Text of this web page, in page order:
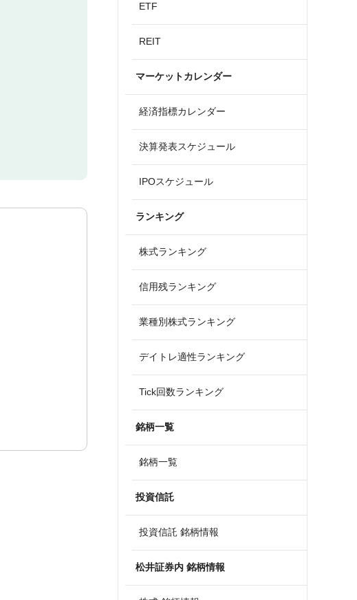
ETF
REIT
マーケットカレンダー
経済指標カレンダー
決算発表スケジュール
IPOスケジュール
ランキング
株式ランキング
信用残ランキング
業種別株式ランキング
デイトレ適性ランキング
Tick回数ランキング
銘柄一覧
銘柄一覧
投資信託
投資信託 銘柄情報
松井証券内 銘柄情報